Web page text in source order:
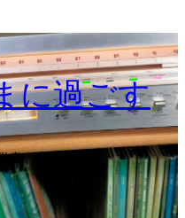
に過ごす
書